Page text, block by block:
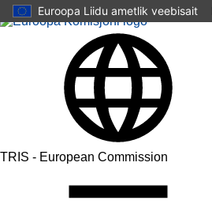
Skip to main content
Euroopa Liidu ametlik veebisait
TRIS - European Commission